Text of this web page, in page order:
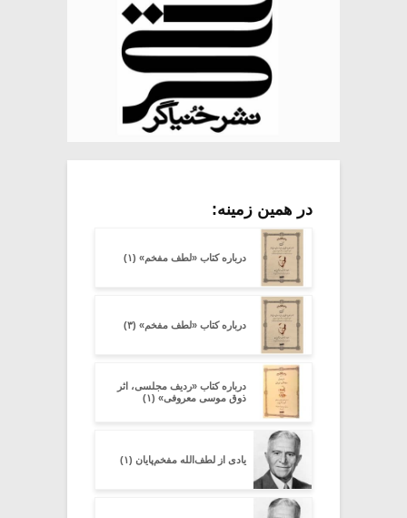
در همین زمینه:
درباره کتاب «لطف مفخم» (۱)
درباره کتاب «لطف مفخم» (۳)
درباره کتاب «ردیف مجلسی، اثر
ذوق موسی معروفی» (۱)
یادی از لطف‌الله مفخم‌پایان (۱)